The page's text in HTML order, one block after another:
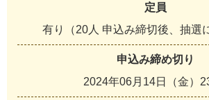
定員
有り（20人 申込み締切後、抽選
申込み締め切り
2024年06月14日（金）